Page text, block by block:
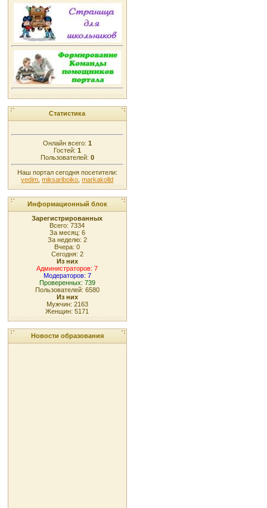
Статистика
Онлайн всего: 1
Гостей: 1
Пользователей: 0
Наш портал сегодня посетители:
vedim ,miksariboiko ,markakolld
Информационный блок
Зарегистрированных
Всего: 7334
За месяц: 6
За неделю: 2
Вчера: 0
Сегодня: 2
Из них
Администраторов: 7
Модераторов: 7
Проверенных: 739
Пользователей: 6580
Из них
Мужчин: 2163
Женщин: 5171
Новости образования